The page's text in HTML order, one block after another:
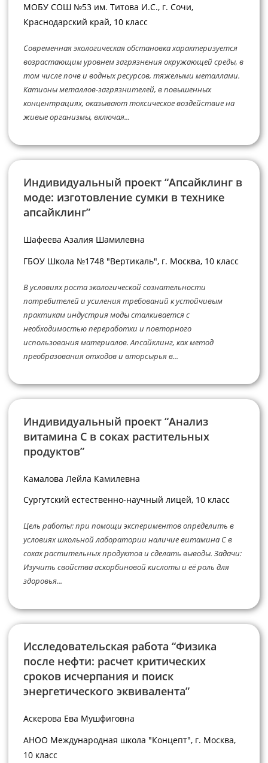
МОБУ СОШ №53 им. Титова И.С., г. Сочи,
Краснодарский край, 10 класс
Современная экологическая обстановка характеризуется
возрастающим уровнем загрязнения окружающей среды, в
том числе почв и водных ресурсов, тяжелыми металлами.
Катионы металлов-загрязнителей, в повышенных
концентрациях, оказывают токсическое воздействие на
живые организмы, включая...
Индивидуальный проект “Апсайклинг в
моде: изготовление сумки в технике
апсайклинг”
Шафеева Азалия Шамилевна
ГБОУ Школа №1748 "Вертикаль", г. Москва, 10 класс
В условиях роста экологической сознательности
потребителей и усиления требований к устойчивым
практикам индустрия моды сталкивается с
необходимостью переработки и повторного
использования материалов. Апсайклинг, как метод
преобразования отходов и вторсырья в...
Индивидуальный проект “Анализ
витамина С в соках растительных
продуктов”
Камалова Лейла Камилевна
Сургутский естественно-научный лицей, 10 класс
Цель работы: при помощи экспериментов определить в
условиях школьной лаборатории наличие витамина С в
соках растительных продуктов и сделать выводы. Задачи:
Изучить свойства аскорбиновой кислоты и её роль для
здоровья...
Исследовательская работа “Физика
после нефти: расчет критических
сроков исчерпания и поиск
энергетического эквивалента”
Аскерова Ева Мушфиговна
АНОО Международная школа "Концепт", г. Москва,
10 класс